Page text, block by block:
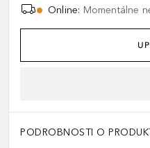
Online: Momentálne
PODROBNOSTI O